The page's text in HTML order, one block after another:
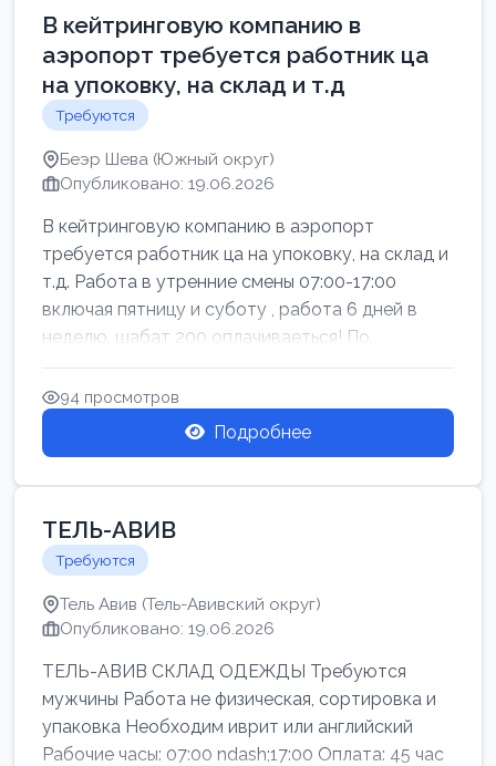
В кейтринговую компанию в
аэропорт требуется работник ца
на упоковку, на склад и т.д
Требуются
Беэр Шева (Южный округ)
Опубликовано: 19.06.2026
В кейтринговую компанию в аэропорт
требуется работник ца на упоковку, на склад и
т.д. Работа в утренние смены 07:00-17:00
включая пятницу и суботу , работа 6 дней в
неделю, шабат 200 оплачиваеться! По...
94 просмотров
Подробнее
ТЕЛЬ-АВИВ
Требуются
Тель Авив (Тель-Авивский округ)
Опубликовано: 19.06.2026
ТЕЛЬ-АВИВ СКЛАД ОДЕЖДЫ Требуются
мужчины Работа не физическая, сортировка и
упаковка Необходим иврит или английский
Рабочие часы: 07:00 ndash;17:00 Оплата: 45 час